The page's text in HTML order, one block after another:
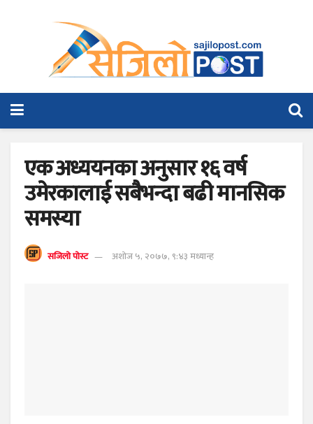
एक अध्ययनका अनुसार १६ वर्ष
उमेरकालाई सबैभन्दा बढी मानसिक
समस्या
सजिलो पोस्ट अशोज ५, २०७७, ९:४३ मध्यान्ह